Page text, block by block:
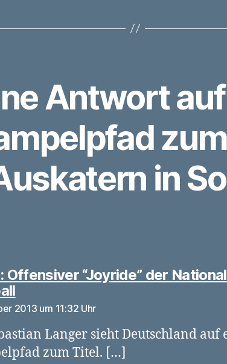
Antwort auf
in
Offensiver “Joyride” der
sagt:
2013 um 11:32 Uhr
Langer sieht Deutschland auf
zum Titel. […]